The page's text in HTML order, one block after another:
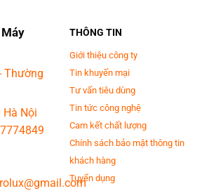
Thường
Hà Nội
THÔNG TIN
Giới thiệu công ty
Tin khuyến mại
Tư vấn tiêu dùng
Tin tức công nghệ
Cam kết chất lượng
Chính sách bảo mật thông tin
khách hàng
Tuyển dụng